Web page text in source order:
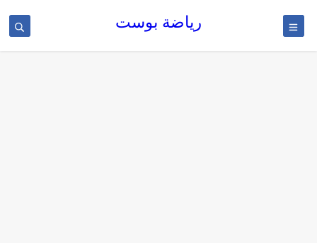
رياضة بوست